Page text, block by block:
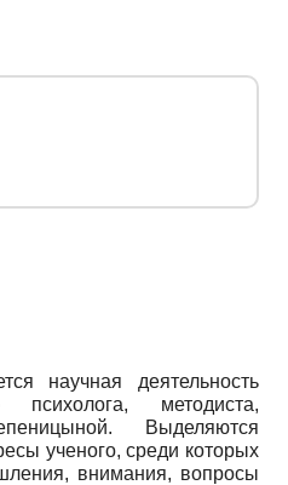
научная деятельность
психолога, методиста,
Выделяются
ученого, среди которых
внимания, вопросы